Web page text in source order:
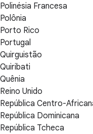
Polinésia Francesa
Polônia
Porto Rico
Portugal
Quirguistão
Quiribati
Quênia
Reino Unido
República Centro-
República Dominicana
República Tcheca